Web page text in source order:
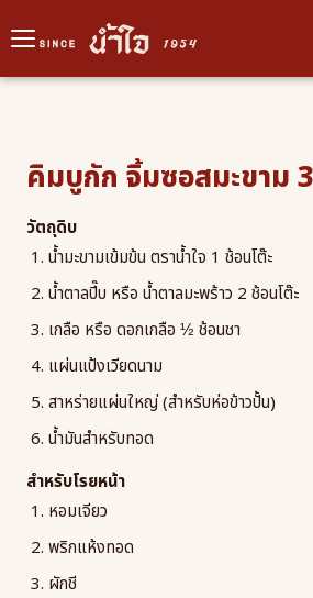
คิมบูกัก จิ้มซอสมะขาม
วัตถุดิบ
น้ำมะขามเข้มข้น ตราน้ำใจ 1 ช้อนโต๊ะ
น้ำตาลปี๊บ หรือ น้ำตาลมะพร้าว 2 ช้อนโต๊ะ
เกลือ หรือ ดอกเกลือ ½ ช้อนชา
แผ่นแป้งเวียดนาม
สาหร่ายแผ่นใหญ่ (สำหรับห่อข้าวปั้น)
น้ำมันสำหรับทอด
สำหรับโรยหน้า
หอมเจียว
พริกแห้งทอด
ผักชี